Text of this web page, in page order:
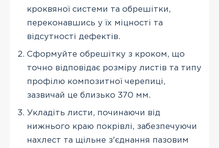
кроквяної системи та обрешітки,
переконавшись у їх міцності та
відсутності дефектів.
Сформуйте обрешітку з кроком, що
точно відповідає розміру листів та типу
профілю композитної черепиці,
зазвичай це близько 370 мм.
Укладіть листи, починаючи від
нижнього краю покрівлі, забезпечуючи
нахлест та щільне з'єднання пазовим